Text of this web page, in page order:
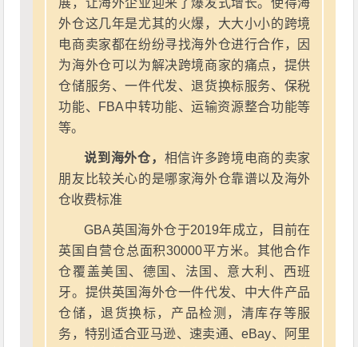
展，让海外企业迎来了爆发式增长。使得海
外仓这几年是尤其的火爆，大大小小的跨境
电商卖家都在纷纷寻找海外仓进行合作，因
为海外仓可以为解决跨境商家的痛点，提供
仓储服务、一件代发、退货换标服务、保税
功能、FBA中转功能、运输资源整合功能等
等。
说到海外仓， 相信许多跨境电商的卖家
朋友比较关心的是哪家海外仓靠谱以及海外
仓收费标准
GBA英国海外仓于2019年成立，目前在
英国自营仓总面积30000平方米。其他合作
仓覆盖美国、德国、法国、意大利、西班
牙。提供英国海外仓一件代发、中大件产品
仓储，退货换标，产品检测，清库存等服
务，特别适合亚马逊、速卖通、eBay、阿里